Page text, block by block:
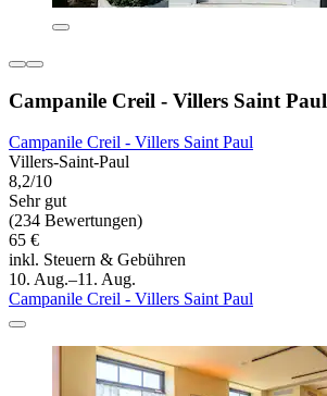
Campanile Creil - Villers Saint Paul
Campanile Creil - Villers Saint Paul
Villers-Saint-Paul
8,2/10
Sehr gut
(234 Bewertungen)
65 €
inkl. Steuern & Gebühren
10. Aug.–11. Aug.
Campanile Creil - Villers Saint Paul